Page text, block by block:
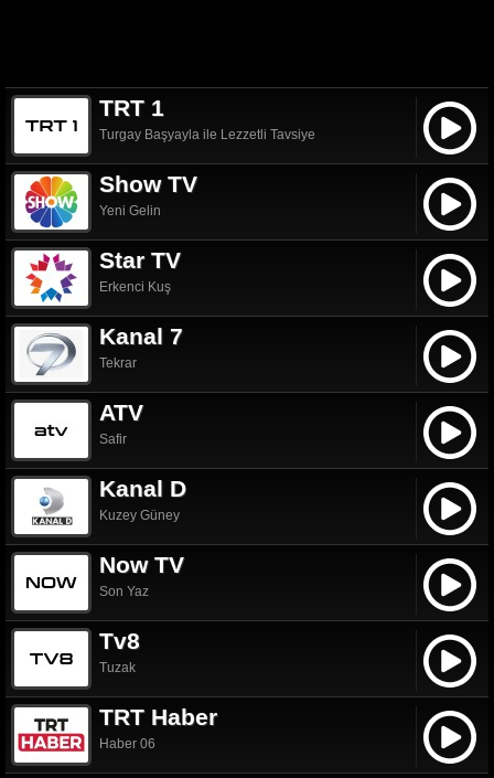
TRT 1
Turgay Başyayla ile Lezzetli Tavsiye
Show TV
Yeni Gelin
Star TV
Erkenci Kuş
Kanal 7
Tekrar
ATV
Safir
Kanal D
Kuzey Güney
Now TV
Son Yaz
Tv8
Tuzak
TRT Haber
Haber 06